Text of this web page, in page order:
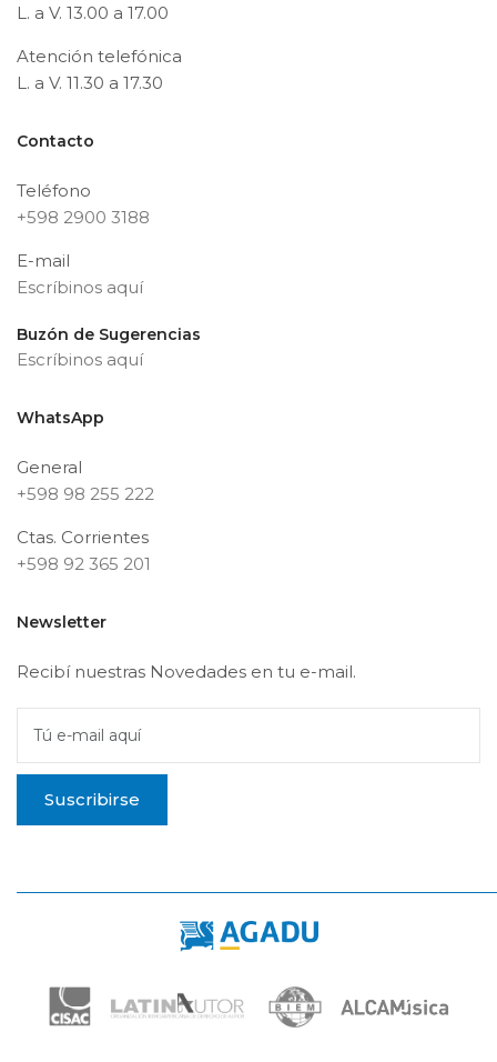
L. a V. 13.00 a 17.00
Atención telefónica
L. a V. 11.30 a 17.30
Contacto
Teléfono
+598 2900 3188
E-mail
Escríbinos aquí
Buzón de Sugerencias
Escríbinos aquí
WhatsApp
General
+598 98 255 222
Ctas. Corrientes
+598 92 365 201
Newsletter
Recibí nuestras Novedades en tu e-mail.
Tú e-mail aquí
Suscribirse